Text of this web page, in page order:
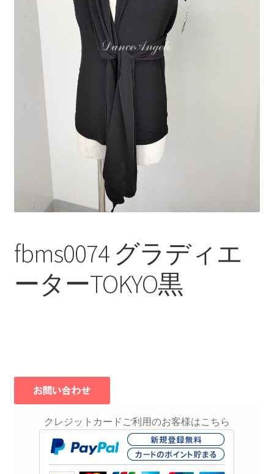
fbms0074 グラディエ
ーターTOKYO黒
クレジットカードご利用のお客様はこちら